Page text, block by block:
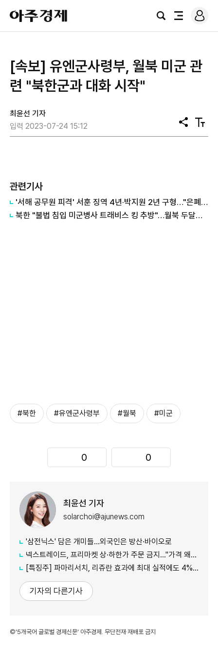
아
주
경
검
전
로
그
[속보] 유엔군사령부, 월북 미군 관
련 "북한군과 대화 시작"
최윤선 기자
입력 2023-07-24 15:12
공
유
텍
스
관련기사
'서해 공무원 피격' 서훈 징역 4년·박지원 2년 구형…"은폐·월북조작 총지휘" vs "보안 유지"(종합)
북한 "불법 침입 미군병사 트래비스 킹 추방"…월북 두달여 만
#북한 #유엔군사령부 #월북 #미군
0 0
최윤선 기자
solarchoi@ajunews.com
'삼전닉스' 담은 개미들…외국인은 방산·바이오로
넥스트레이드, 프리마켓 상·하한가 주문 금지…"가격 왜곡 방지"
[특징주] 파마리서치, 리쥬란 효과에 최대 실적에도 4%대 약세
기자의 다른기사
©'5개국어 글로벌 경제신문' 아주경제. 무단전재·재배포 금지